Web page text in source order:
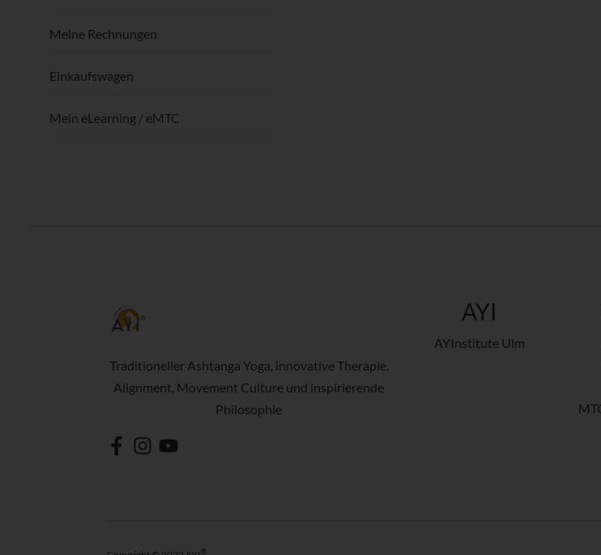
Meine Rechnungen
Einkaufswagen
Mein eLearning / eMTC
Traditioneller Ashtanga Yoga, innovative Therapie,
Alignment, Movement Culture und inspirierende
Philosophie
AYI
AYInstitute Ulm
®